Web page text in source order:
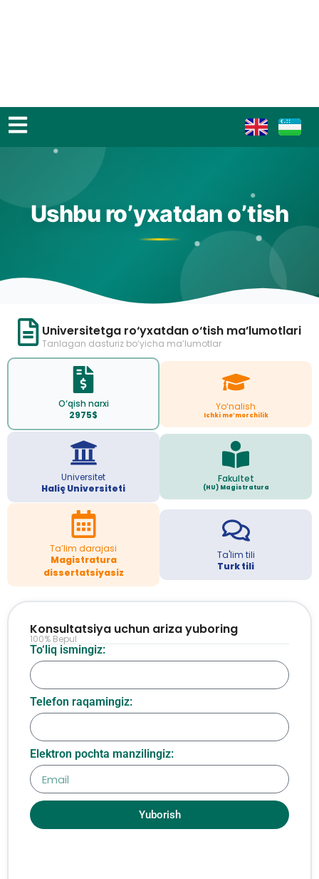
Ushbu ro’yxatdan o’tish
Universitetga ro‘yxatdan o‘tish ma’lumotlari
Tanlagan dasturiz bo‘yicha ma’lumotlar
O‘qish narxi
2975$
Yo‘nalish
Ichki me’morchilik
Universitet
Haliç Universiteti
Fakultet
(HU) Magistratura
Ta’lim darajasi
Magistratura
dissertatsiyasiz
Ta'lim tili
Turk tili
To‘liq ismingiz:
Telefon raqamingiz:
Elektron pochta manzilingiz:
Yuborish
Konsultatsiya uchun ariza yuboring
100% Bepul